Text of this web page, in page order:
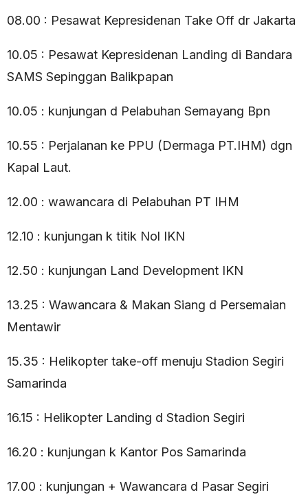
08.00 : Pesawat Kepresidenan Take Off dr Jakarta
10.05 : Pesawat Kepresidenan Landing di Bandara
SAMS Sepinggan Balikpapan
10.05 : kunjungan d Pelabuhan Semayang Bpn
10.55 : Perjalanan ke PPU (Dermaga PT.IHM) dgn
Kapal Laut.
12.00 : wawancara di Pelabuhan PT IHM
12.10 : kunjungan k titik Nol IKN
12.50 : kunjungan Land Development IKN
13.25 : Wawancara & Makan Siang d Persemaian
Mentawir
15.35 : Helikopter take-off menuju Stadion Segiri
Samarinda
16.15 : Helikopter Landing d Stadion Segiri
16.20 : kunjungan k Kantor Pos Samarinda
17.00 : kunjungan + Wawancara d Pasar Segiri